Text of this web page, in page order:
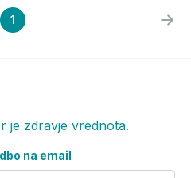
1
je zdravje vrednota.
na email